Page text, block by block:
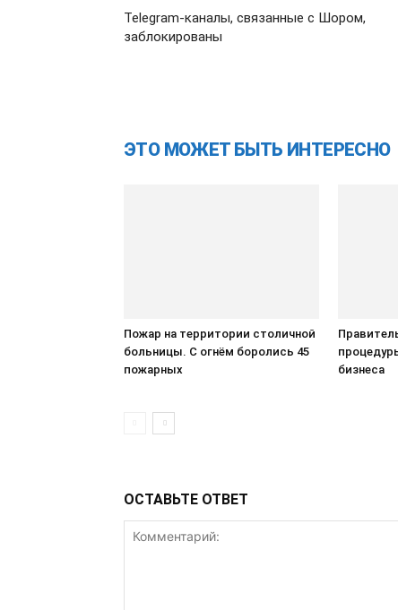
Telegram-каналы, связанные с Шором,
заблокированы
ЭТО МОЖЕТ БЫТЬ ИНТЕРЕСНО
Пожар на территории столичной
больницы. С огнём боролись 45
пожарных
бизнеса
ОСТАВЬТЕ ОТВЕТ